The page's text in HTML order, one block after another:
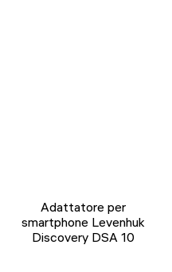
Adattatore per
smartphone Levenhuk
Discovery DSA 10